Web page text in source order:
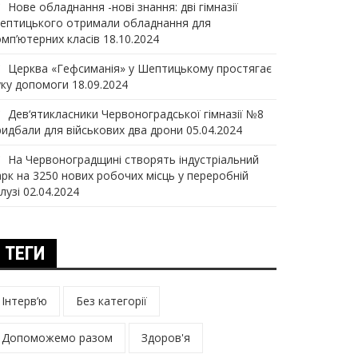
Нове обладнання -нові знання: дві гімназії
отримали обладнання для
класів 18.10.2024
Церква «Гефсиманія» у Шептицькому простягає
допомоги 18.09.2024
Дев‘ятикласники Червоноградської гімназії №8
для військових два дрони 05.04.2024
На Червоноградщині створять індустріальний
на 3250 нових робочих місць у переробній
02.04.2024
ТЕГИ
Інтерв’ю Без категорії
Допоможемо разом Здоров'я